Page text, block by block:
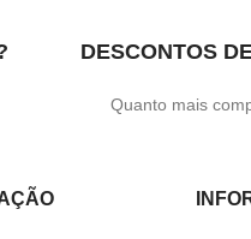
DESCONTOS
Quanto mais